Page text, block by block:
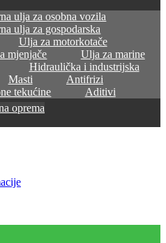
ulja za osobna vozila
ulja za gospodarska
Ulja za motorkotače
mjenjače
Ulja za marine
Hidraulička i industrijska
Masti
Antifrizi
tekućine
Aditivi
oprema